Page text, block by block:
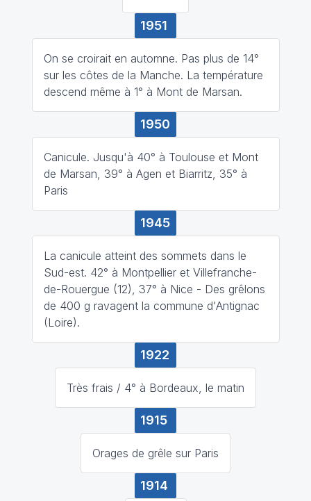
1951
On se croirait en automne. Pas plus de 14°
sur les côtes de la Manche. La température
descend même à 1° à Mont de Marsan.
1950
Canicule. Jusqu'à 40° à Toulouse et Mont
de Marsan, 39° à Agen et Biarritz, 35° à
Paris
1945
La canicule atteint des sommets dans le
Sud-est. 42° à Montpellier et Villefranche-
de-Rouergue (12), 37° à Nice - Des grêlons
de 400 g ravagent la commune d'Antignac
(Loire).
1922
Très frais / 4° à Bordeaux, le matin
1915
Orages de grêle sur Paris
1914